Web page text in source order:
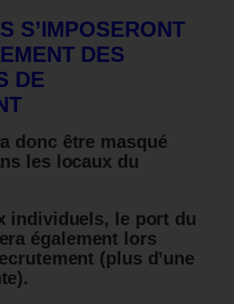
S’IMPOSERONT
DES
DE
donc être masqué
les locaux du
individuels, le port du
également lors
(plus d’une